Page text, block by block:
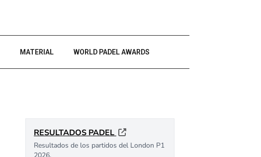
MATERIAL WORLD PADEL AWARDS